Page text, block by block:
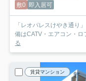
敷0 即入居可
「レオパレスけやき通り
備はCATV・エアコン・
る
賃貸マンション